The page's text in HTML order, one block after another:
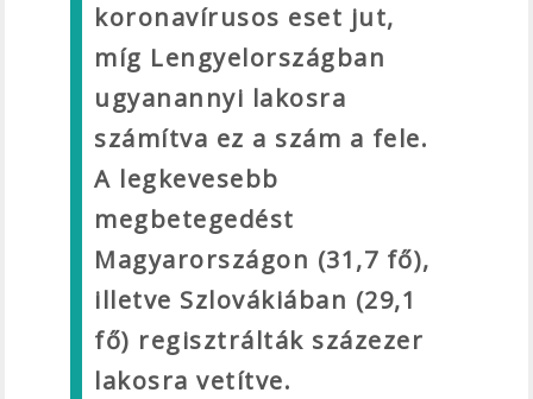
koronavírusos eset jut,
míg Lengyelországban
ugyanannyi lakosra
számítva ez a szám a fele.
A legkevesebb
megbetegedést
Magyarországon (31,7 fő),
illetve Szlovákiában (29,1
fő) regisztrálták százezer
lakosra vetítve.